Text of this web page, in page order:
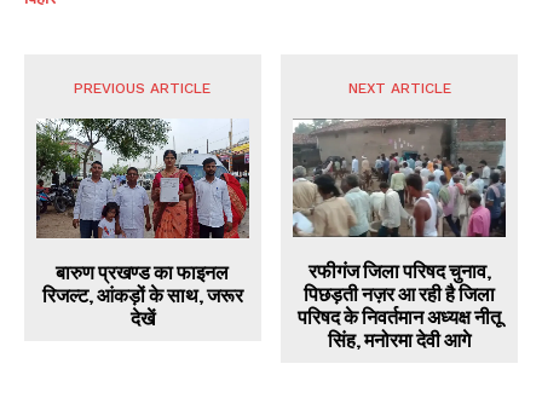
PREVIOUS ARTICLE
बारुण प्रखण्ड का फाइनल
रिजल्ट, आंकड़ों के साथ, जरूर
देखें
NEXT ARTICLE
रफीगंज जिला परिषद चुनाव,
पिछड़ती नज़र आ रही है जिला
परिषद के निवर्तमान अध्यक्ष नीतू
सिंह, मनोरमा देवी आगे